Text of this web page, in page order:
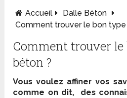
Accueil
Dalle Béton
Comment trouver le bon
Comment trouver le
béton ?
Vous voulez affiner vos
comme on dit, des